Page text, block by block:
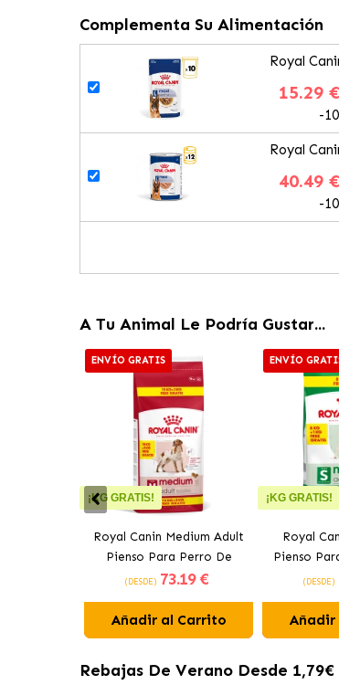
Complementa Su Alimentación
Royal
15.29 €
-
Royal
40.49 €
-
A Tu Animal Le Podría Gustar...
ENVÍO GRATIS
¡KG GRATIS!
Royal Canin Medium Adult
Pienso Para Perro De
Tamaño Mediano
(DESDE) 73.19 €
Añadir al Carrito
ENVÍO
¡KG GRATIS!
Royal
Pienso
De(DESDE)
Añadir
Rebajas De Verano Desde 1,79€